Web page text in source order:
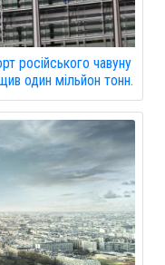
російського чавуну
один мільйон тонн.